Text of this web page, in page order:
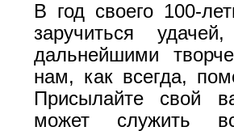
В год своего 100-
заручиться
дальнейшими
нам, как всегда,
Присылайте свой
может служить